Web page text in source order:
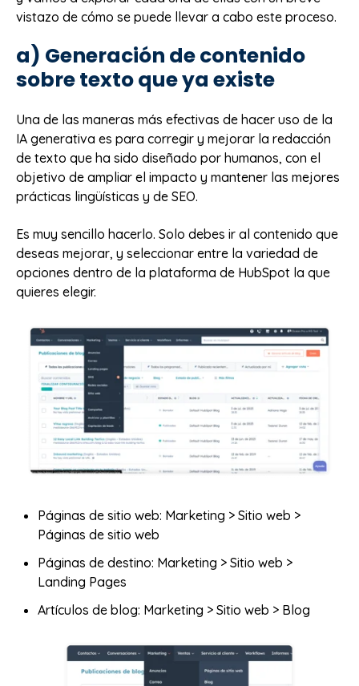
vistazo de cómo se puede llevar a cabo este proceso.
a) Generación de contenido
sobre texto que ya existe
Una de las maneras más efectivas de hacer uso de la
IA generativa es para corregir y mejorar la redacción
de texto que ha sido diseñado por humanos, con el
objetivo de ampliar el impacto y mantener las mejores
prácticas lingüísticas y de SEO.
Es muy sencillo hacerlo. Solo debes ir al contenido que
deseas mejorar, y seleccionar entre la variedad de
opciones dentro de la plataforma de HubSpot la que
quieres elegir.
Páginas de sitio web: Marketing > Sitio web >
Páginas de sitio web
Páginas de destino: Marketing > Sitio web >
Landing Pages
Artículos de blog: Marketing > Sitio web > Blog